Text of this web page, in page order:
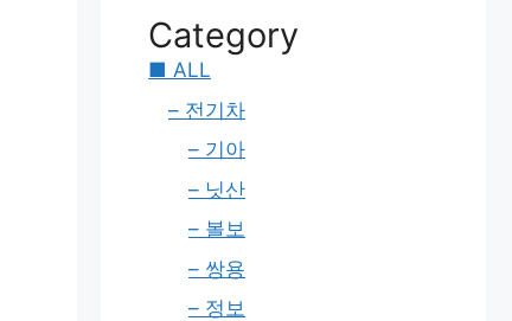
Category
■ ALL
– 전기차
– 기아
– 닛산
– 볼보
– 쌍용
– 정보